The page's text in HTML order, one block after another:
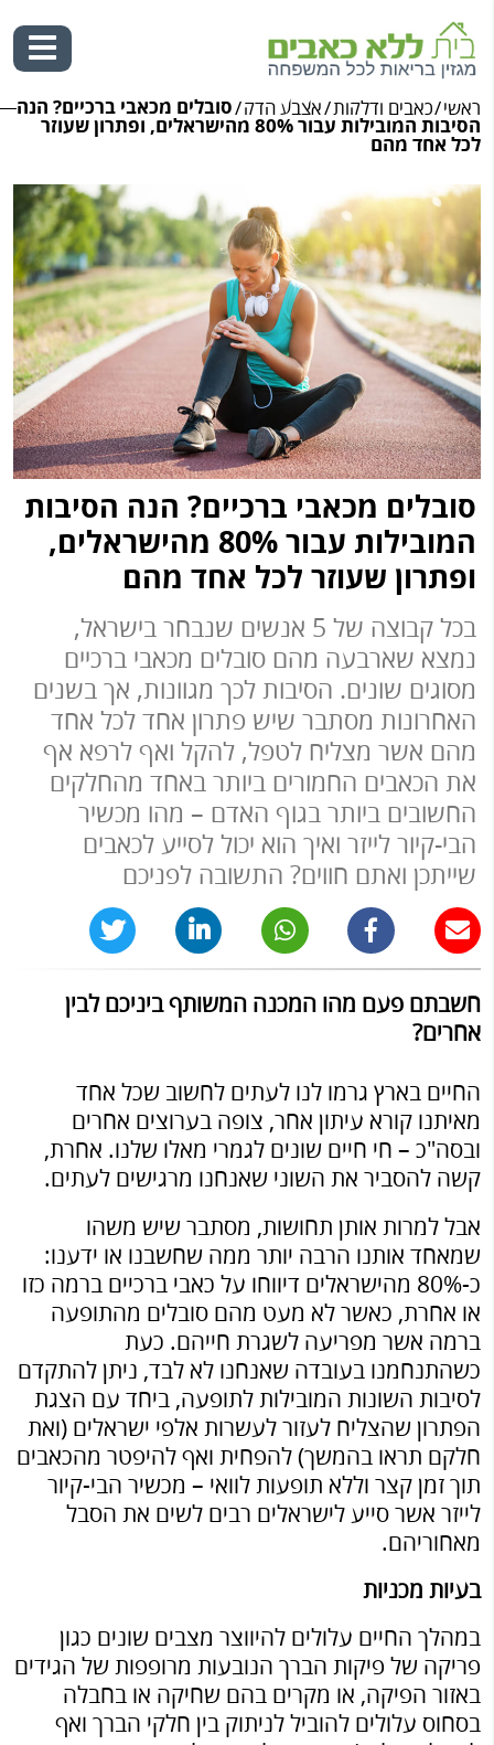
Skip
to
ראשי/כאבים ודלקות/אצבע הדק/סובלים מכאבי ברכיים? הנה
הסיבות המובילות עבור 80% מהישראלים, ופתרון שעוזר
לכל אחד מהם
סובלים מכאבי ברכיים? הנה הסיבות
המובילות עבור 80% מהישראלים,
ופתרון שעוזר לכל אחד מהם
בכל קבוצה של 5 אנשים שנבחר בישראל,
נמצא שארבעה מהם סובלים מכאבי ברכיים
מסוגים שונים. הסיבות לכך מגוונות, אך בשנים
האחרונות מסתבר שיש פתרון אחד לכל אחד
מהם אשר מצליח לטפל, להקל ואף לרפא אף
את הכאבים החמורים ביותר באחד מהחלקים
החשובים ביותר בגוף האדם – מהו מכשיר
הבי-קיור לייזר ואיך הוא יכול לסייע לכאבים
שייתכן ואתם חווים? התשובה לפניכם
חשבתם פעם מהו המכנה המשותף ביניכם לבין
אחרים?
החיים בארץ גרמו לנו לעתים לחשוב שכל אחד
מאיתנו קורא עיתון אחר, צופה בערוצים אחרים
ובסה"כ – חי חיים שונים לגמרי מאלו שלנו. אחרת,
קשה להסביר את השוני שאנחנו מרגישים לעתים.
אבל למרות אותן תחושות, מסתבר שיש משהו
שמאחד אותנו הרבה יותר ממה שחשבנו או ידענו:
כ-80% מהישראלים דיווחו על כאבי ברכיים ברמה כזו
או אחרת, כאשר לא מעט מהם סובלים מהתופעה
ברמה אשר מפריעה לשגרת חייהם. כעת
כשהתנחמנו בעובדה שאנחנו לא לבד, ניתן להתקדם
לסיבות השונות המובילות לתופעה, ביחד עם הצגת
הפתרון שהצליח לעזור לעשרות אלפי ישראלים (ואת
חלקם תראו בהמשך) להפחית ואף להיפטר מהכאבים
תוך זמן קצר וללא תופעות לוואי – מכשיר הבי-קיור
לייזר אשר סייע לישראלים רבים לשים את הסבל
מאחוריהם.
בעיות מכניות
במהלך החיים עלולים להיווצר מצבים שונים כגון
פריקה של פיקות הברך הנובעות מרופפות של הגידים
באזור הפיקה, או מקרים בהם שחיקה או בחבלה
בסחוס עלולים להוביל לניתוק בין חלקי הברך ואף